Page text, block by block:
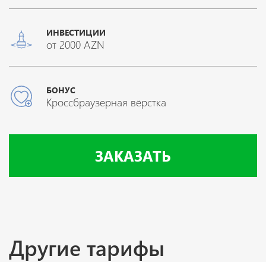
ИНВЕСТИЦИИ
от 2000 AZN
БОНУС
Кроссбраузерная вёрстка
ЗАКАЗАТЬ
Другие тарифы